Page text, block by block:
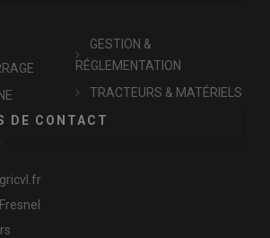
GESTION &
RÉGLEMENTATION
TRACTEURS & MATÉRIELS
DE CONTACT